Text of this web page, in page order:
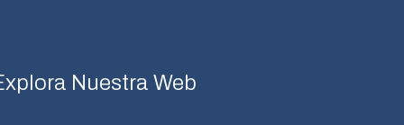
Nuestra Web